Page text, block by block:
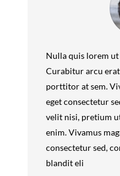
Nulla quis lorem
Curabitur arcu
porttitor at sem.
eget consectetur
velit nisi, pretium
enim. Vivamus
consectetur sed,
blandit eli